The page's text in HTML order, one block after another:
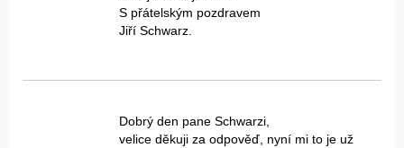
S přátelským pozdravem
Jiří Schwarz.
Dobrý den pane Schwarzi,
velice děkuji za odpověď, nyní mi to je už